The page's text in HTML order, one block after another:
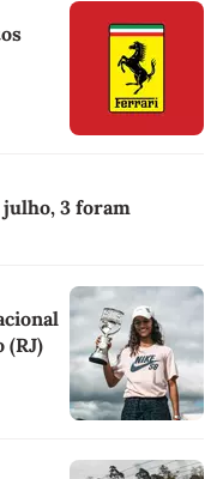
julho, 3 foram
(RJ)